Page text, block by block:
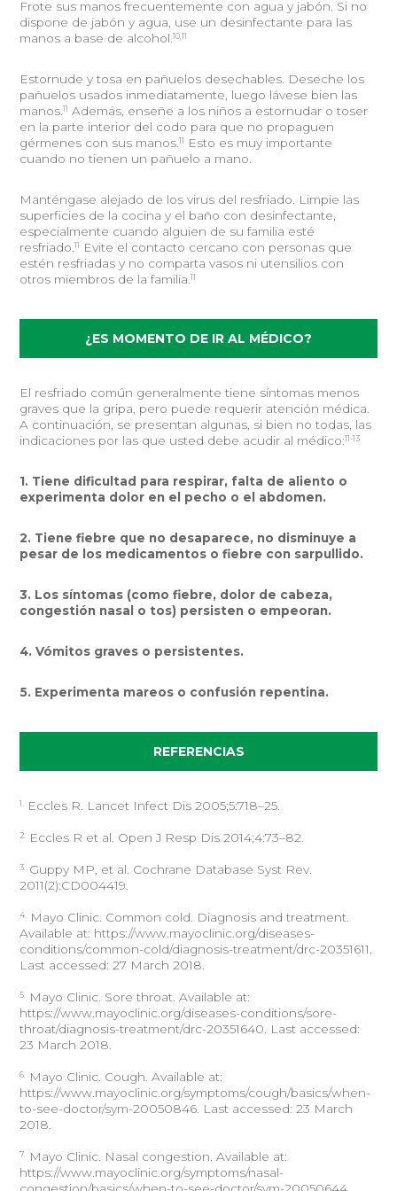
Frote sus manos frecuentemente con agua y jabón. Si no
dispone de jabón y agua, use un desinfectante para las
manos a base de alcohol.10,11
Estornude y tosa en pañuelos desechables. Deseche los
pañuelos usados inmediatamente, luego lávese bien las
manos.11 Además, enseñe a los niños a estornudar o toser
en la parte interior del codo para que no propaguen
gérmenes con sus manos.11
Esto es muy importante
cuando no tienen un pañuelo a mano.
Manténgase alejado de los virus del resfriado. Limpie las
superficies de la cocina y el baño con desinfectante,
especialmente cuando alguien de su familia esté
resfriado.11
Evite el contacto cercano con personas que
estén resfriadas y no comparta vasos ni utensilios con
otros miembros de la familia.11
¿ES MOMENTO DE IR AL MÉDICO?
El resfriado común generalmente tiene síntomas menos
graves que la gripa, pero puede requerir atención médica.
A continuación, se presentan algunas, si bien no todas, las
indicaciones por las que usted debe acudir al médico:11-13
1. Tiene dificultad para respirar, falta de aliento o
experimenta dolor en el pecho o el abdomen.
2. Tiene fiebre que no desaparece, no disminuye a
pesar de los medicamentos o fiebre con sarpullido.
3. Los síntomas (como fiebre, dolor de cabeza,
congestión nasal o tos) persisten o empeoran.
4. Vómitos graves o persistentes.
5. Experimenta mareos o confusión repentina.
REFERENCIAS
1. Eccles R. Lancet Infect Dis 2005;5:718–25.
2. Eccles R et al. Open J Resp Dis 2014;4:73–82.
3.
Guppy MP, et al. Cochrane Database Syst Rev.
2011(2):CD004419.
4.
Mayo Clinic. Common cold. Diagnosis and treatment.
Available at: https://www.mayoclinic.org/diseases-
conditions/common-cold/diagnosis-treatment/drc-20351611.
Last accessed: 27 March 2018.
5.
Mayo Clinic. Sore throat. Available at:
https://www.mayoclinic.org/diseases-conditions/sore-
throat/diagnosis-treatment/drc-20351640. Last accessed:
23 March 2018.
6.
Mayo Clinic. Cough. Available at:
https://www.mayoclinic.org/symptoms/cough/basics/when-
to-see-doctor/sym-20050846. Last accessed: 23 March
2018.
7.
Mayo Clinic. Nasal congestion. Available at:
https://www.mayoclinic.org/symptoms/nasal-